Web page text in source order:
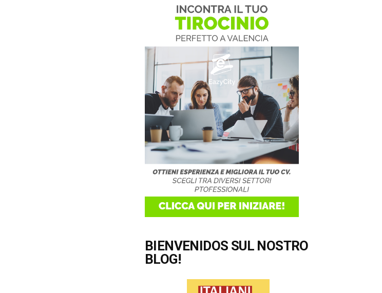
BIENVENIDOS SUL NOSTRO
BLOG!